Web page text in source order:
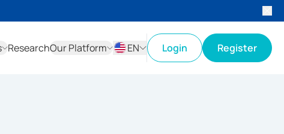
ResearchOur Platform
EN
Login Register